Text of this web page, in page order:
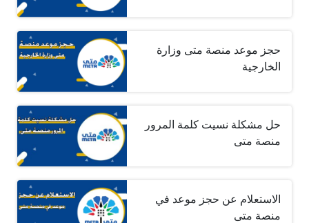
حجز موعد منصة متى وزارة
الخارجية
حل مشكلة نسيت كلمة المرور
منصة متى
الاستعلام عن حجز موعد في
منصة متى